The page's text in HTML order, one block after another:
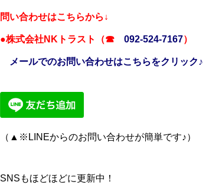
問い合わせはこちらから↓
●株式会社NKトラスト（☎ 092-524-7167）
メールでのお問い合わせはこちらをクリック♪
（▲※LINEからのお問い合わせが簡単です♪）
SNSもほどほどに更新中！